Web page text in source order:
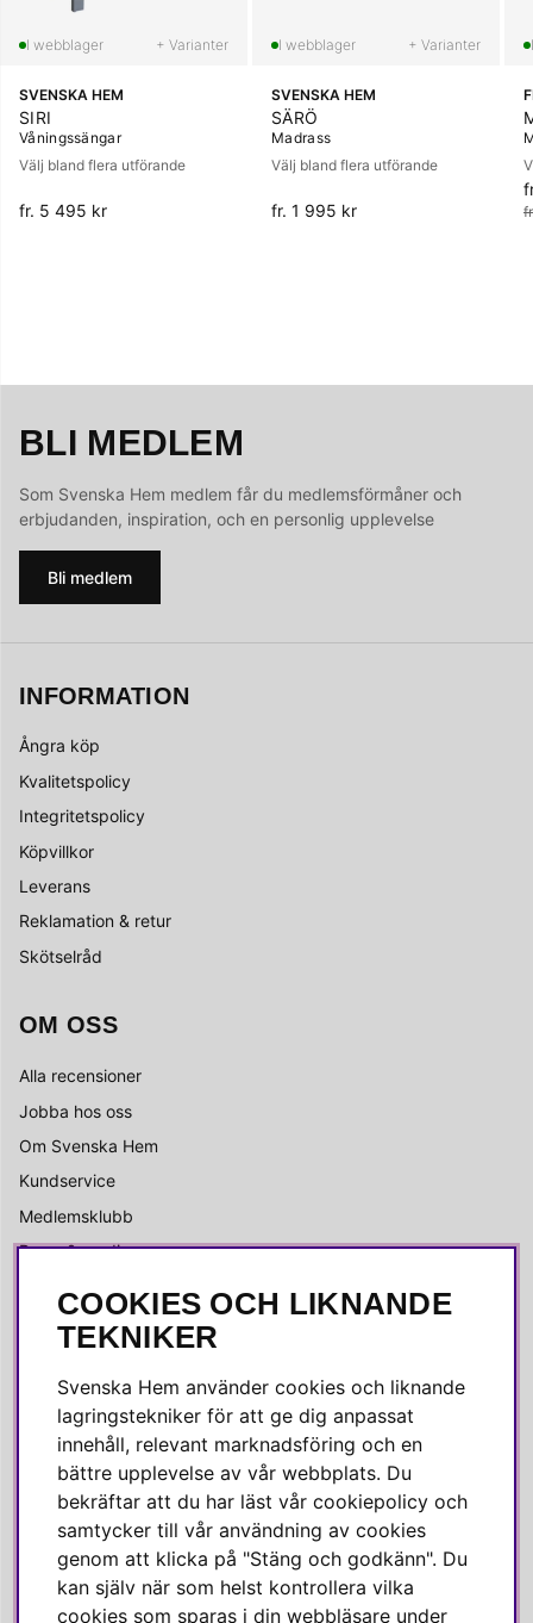
+ Varianter
SVENSKA HEM
SIRI
Våningssängar
Välj bland flera utförande
fr. 5 495 kr
+ Varianter
SVENSKA HEM
SÄRÖ
Madrass
Välj bland flera utförande
fr. 1 995 kr
BLI MEDLEM
Som Svenska Hem medlem får du medlemsförmåner och
erbjudanden, inspiration, och en personlig upplevelse
Bli medlem
INFORMATION
Ångra köp
Kvalitetspolicy
Integritetspolicy
Köpvillkor
Leverans
Reklamation & retur
Skötselråd
OM OSS
Alla recensioner
Jobba hos oss
Om Svenska Hem
Kundservice
Medlemsklubb
Press & media
SOCIALA MEDIER
Instagram
Linkedin
Pinterest
SVENSKA HEM
Varmt välkommen till Svenska Hem!
COOKIES OCH LIKNANDE
TEKNIKER
Svenska Hem använder cookies och liknande
lagringstekniker för att ge dig anpassat
innehåll, relevant marknadsföring och en
bättre upplevelse av vår webbplats. Du
bekräftar att du har läst vår cookiepolicy och
samtycker till vår användning av cookies
genom att klicka på "Stäng och godkänn". Du
kan själv när som helst kontrollera vilka
cookies som sparas i din webbläsare under